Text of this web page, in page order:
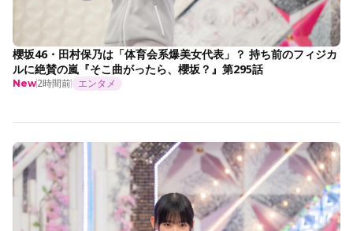
櫻坂46・田村保乃は「体育会系爆美女代表」？ 持ち前のフィジカ
ルに絶賛の嵐『そこ曲がったら、櫻坂？』第295話
New2時間前 エンタメ